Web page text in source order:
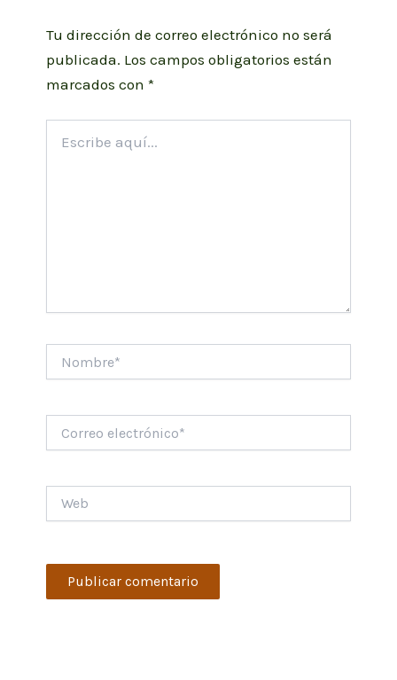
Tu dirección de correo electrónico no será
publicada. Los campos obligatorios están
marcados con *
aquí...
electrónico*